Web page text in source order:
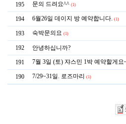
195 문의 드려요^^ (1)
194 6월26일 데이지 방 예약합니다. (1)
193 숙박문의요 (1)
192 안녕하십니까?
191 7월 3일 (토) 쟈스민 1박 예약할게요
190 7/29~31일. 로즈마리 (1)